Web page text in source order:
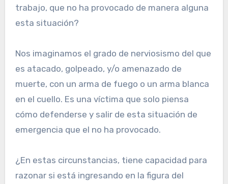
trabajo, que no ha provocado de manera alguna
esta situación?
Nos imaginamos el grado de nerviosismo del que
es atacado, golpeado, y/o amenazado de
muerte, con un arma de fuego o un arma blanca
en el cuello. Es una víctima que solo piensa
cómo defenderse y salir de esta situación de
emergencia que el no ha provocado.
¿En estas circunstancias, tiene capacidad para
razonar si está ingresando en la figura del